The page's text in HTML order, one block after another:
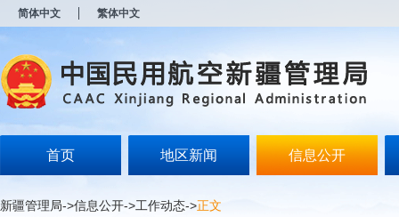
简体中文 繁体中文
首页 地区新闻 信息公开
新疆管理局->信息公开->工作动态->正文
开
无
障
说
按